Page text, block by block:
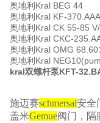
奥地利Kral BEG 44
奥地利Kral KF-
奥地利Kral CK 55-85
奥地利Kral CKC-
奥地利Kral OMG
奥地利Kral
kral双螺杆泵KFT-
施迈赛schmersal安全
盖米Gemue阀门，隔